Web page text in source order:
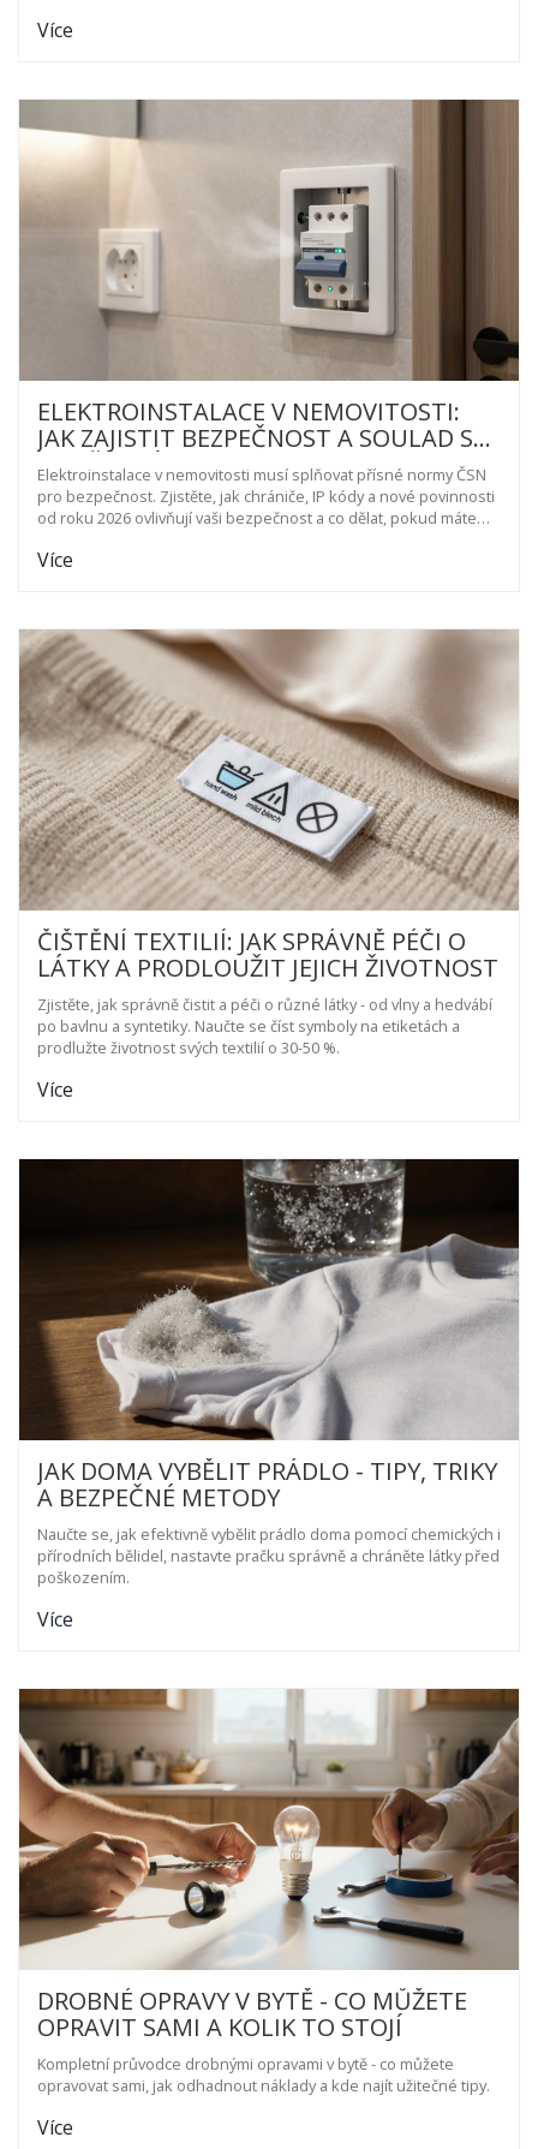
Více
ELEKTROINSTALACE V NEMOVITOSTI:
JAK ZAJISTIT BEZPEČNOST A SOULAD SE
SOUČASNÝMI STANDARDY
Elektroinstalace v nemovitosti musí splňovat přísné normy ČSN
pro bezpečnost. Zjistěte, jak chrániče, IP kódy a nové povinnosti
od roku 2026 ovlivňují vaši bezpečnost a co dělat, pokud máte
Více
ČIŠTĚNÍ TEXTILIÍ: JAK SPRÁVNĚ PÉČI O
LÁTKY A PRODLOUŽIT JEJICH ŽIVOTNOST
Zjistěte, jak správně čistit a péči o různé látky - od vlny a hedvábí
po bavlnu a syntetiky. Naučte se číst symboly na etiketách a
prodlužte životnost svých textilií o 30-50 %.
Více
JAK DOMA VYBĚLIT PRÁDLO - TIPY, TRIKY
A BEZPEČNÉ METODY
Naučte se, jak efektivně vybělit prádlo doma pomocí chemických i
přírodních bělidel, nastavte pračku správně a chráněte látky před
poškozením.
Více
DROBNÉ OPRAVY V BYTĚ - CO MŮŽETE
OPRAVIT SAMI A KOLIK TO STOJÍ
Kompletní průvodce drobnými opravami v bytě - co můžete
opravovat sami, jak odhadnout náklady a kde najít užitečné tipy.
Více